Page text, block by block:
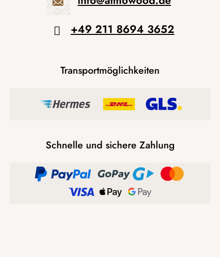
+49 211 8694 3652
Transportmöglichkeiten
Schnelle und sichere Zahlung